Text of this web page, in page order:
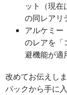
ット（現在
の同レアリ
アルケミー
のレアを「
避機能が適
改めてお伝えし
パックから手に